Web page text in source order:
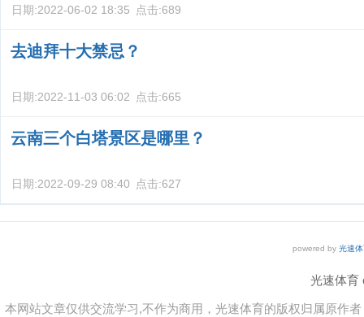
日期:2022-06-02 18:35 点击:689
去迪拜十大禁忌？
日期:2022-11-03 06:02 点击:665
云南三个白塔景区是哪里？
日期:2022-09-29 08:40 点击:627
powered by 光速
光速体育
本网站文章仅供交流学习,不作为商用，光速体育的版权归属原作